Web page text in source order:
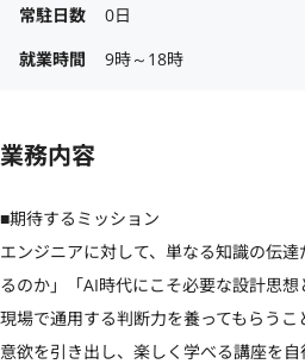
常駐日数
0日
就業時間
9時～18時
業務内容
■期待するミッション
エンジニアに対して、単なる知識の伝
るのか」「AI時代にこそ必要な設計思想
現場で通用する判断力を養ってもらう
意欲を引き出し、楽しく学べる講座を